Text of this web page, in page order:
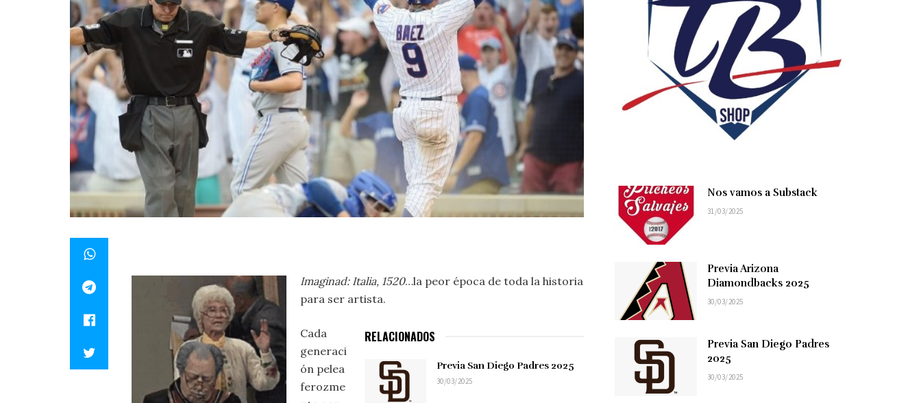
Imaginad: Italia, 1520…la peor época de toda la historia
para ser artista.
RELACIONADOS
Previa San Diego Padres 2025
30/03/2025
Cada
generaci
ón pelea
ferozme
Nos vamos a Substack
31/03/2025
Previa Arizona
Diamondbacks 2025
30/03/2025
Previa San Diego Padres
2025
30/03/2025